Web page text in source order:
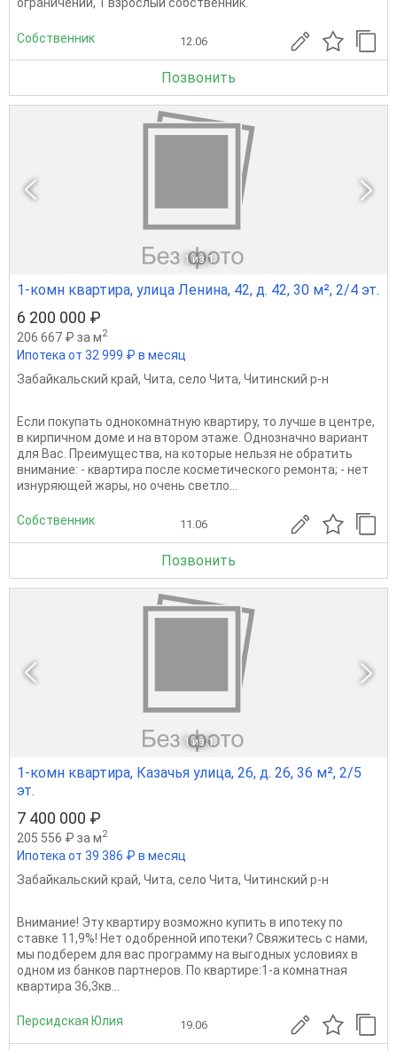
Собственник 12.06
Позвонить
1 из 1
1-комн квартира, улица Ленина, 42, д. 42, 30 м², 2/4 эт.
6 200 000 ₽
206 667 ₽ за м2
Ипотека от 32 999 ₽ в месяц
Забайкальский край, Чита, село Чита, Читинский р-н
Если покупать однокомнатную квартиру, то лучше в центре,
в кирпичном доме и на втором этаже. Однозначно вариант
для Вас. Преимущества, на которые нельзя не обратить
внимание: - квартира после косметического ремонта; - нет
изнуряющей жары, но очень светло...
Собственник 11.06
Позвонить
1 из 1
1-комн квартира, Казачья улица, 26, д. 26, 36 м², 2/5
эт.
7 400 000 ₽
205 556 ₽ за м2
Ипотека от 39 386 ₽ в месяц
Забайкальский край, Чита, село Чита, Читинский р-н
Внимание! Эту квартиру возможно купить в ипотеку по
ставке 11,9%! Нет одобренной ипотеки? Свяжитесь с нами,
мы подберем для вас программу на выгодных условиях в
одном из банков партнеров. По квартире:1-а комнатная
квартира 36,3кв...
Персидская Юлия 19.06